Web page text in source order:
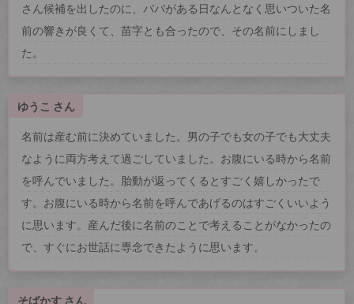
さん候補を出したのに、パパがある日なんとなく思いついた名
前の響きが良くて、苗字とも合ったので、その名前にしまし
た。
ゆうこ さん
名前は産む前に決めていました。男の子でも女の子でも大丈夫
なように両方考えて過ごしていました。お腹にいる時から名前
を呼んでいました。胎動が返ってくるとすごく嬉しかったで
す。お腹にいる時から名前を呼んであげるのはすごくいいよう
に思います。産んだ後に名前のことで考えることがなかったの
で、すぐにお世話に専念できたように思います。
そばかす さん